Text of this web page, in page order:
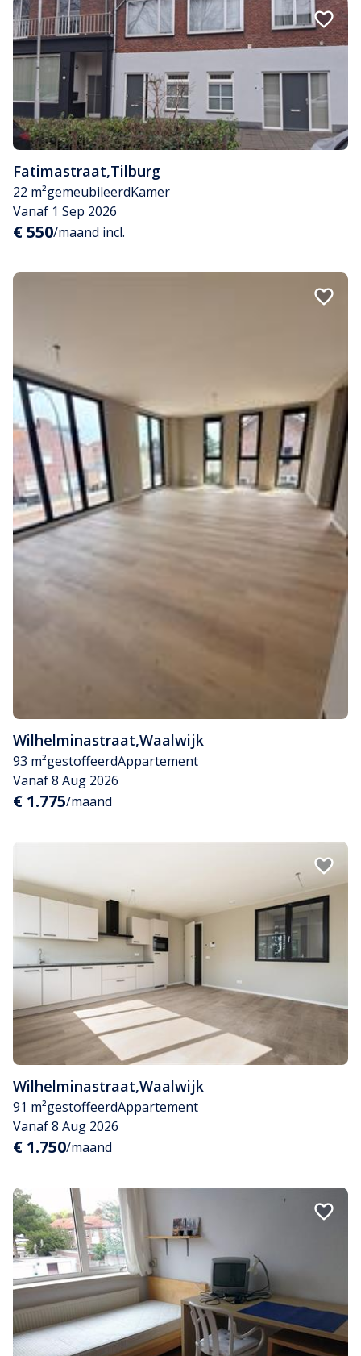
Fatimastraat,Tilburg
22 m²gemeubileerdKamer
Vanaf 1 Sep 2026
€ 550/maand incl.
Wilhelminastraat,Waalwijk
93 m²gestoffeerdAppartement
Vanaf 8 Aug 2026
€ 1.775/maand
Wilhelminastraat,Waalwijk
91 m²gestoffeerdAppartement
Vanaf 8 Aug 2026
€ 1.750/maand